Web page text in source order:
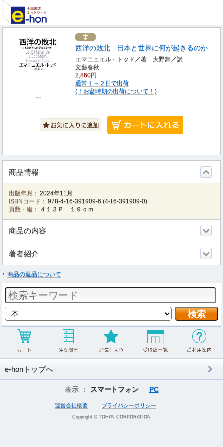
西洋の敗北 日本と世界に何が起きるのか
エマニュエル・トッド／著 大野舞／訳
文藝春秋
2,860円
通常１～２日で出荷
(！お盆時期の出荷について！)
商品情報
出版年月： 2024年11月
ISBNコード： 978-4-16-391909-6 (4-16-391909-0)
頁数・縦：
４１３Ｐ １９ｃｍ
商品の内容
著者紹介
商品の返品について
e-honトップへ
表示 ： スマートフォン PC
運営会社概要 プライバシーポリシー
Copyright © TOHAN CORPORATION